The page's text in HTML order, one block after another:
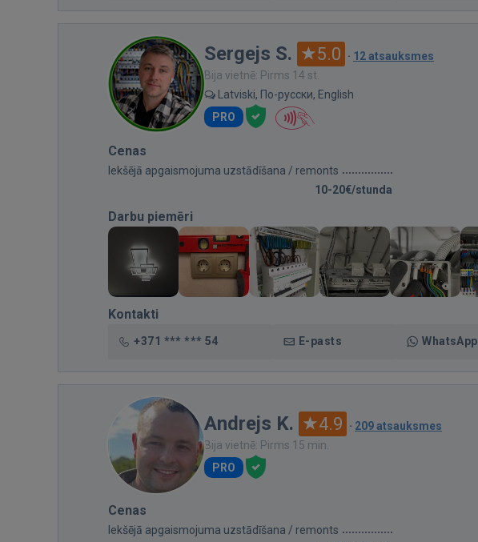
Sergejs S. 5.0 · 12 atsauksmes
Bija vietnē: Pirms 14 st.
Latviski, По-русски, English
PRO
Cenas
Iekšējā apgaismojuma uzstādīšana / remonts
10-20€/stunda
Darbu piemēri
Kontakti
+371 *** *** 54 E-pasts WhatsApp
Andrejs K. 4.9 · 209 atsauksmes
Bija vietnē: Pirms 15 min.
PRO
Cenas
Iekšējā apgaismojuma uzstādīšana / remonts